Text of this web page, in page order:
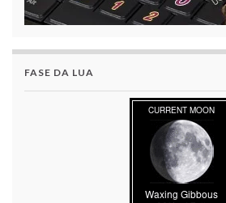
FASE DA LUA